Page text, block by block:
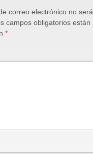
correo electrónico no será
campos obligatorios están
*